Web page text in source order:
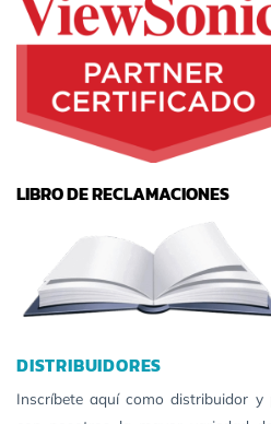
LIBRO DE RECLAMACIONES
DISTRIBUIDORES
Inscríbete aquí como distribuidor y